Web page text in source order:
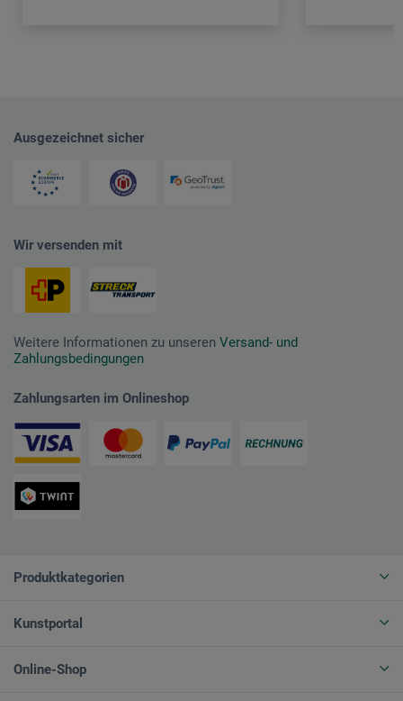
Ausgezeichnet sicher
Wir versenden mit
Weitere Informationen zu unseren Versand- und
Zahlungsbedingungen
Zahlungsarten im Onlineshop
Produktkategorien
Kunstportal
Online-Shop